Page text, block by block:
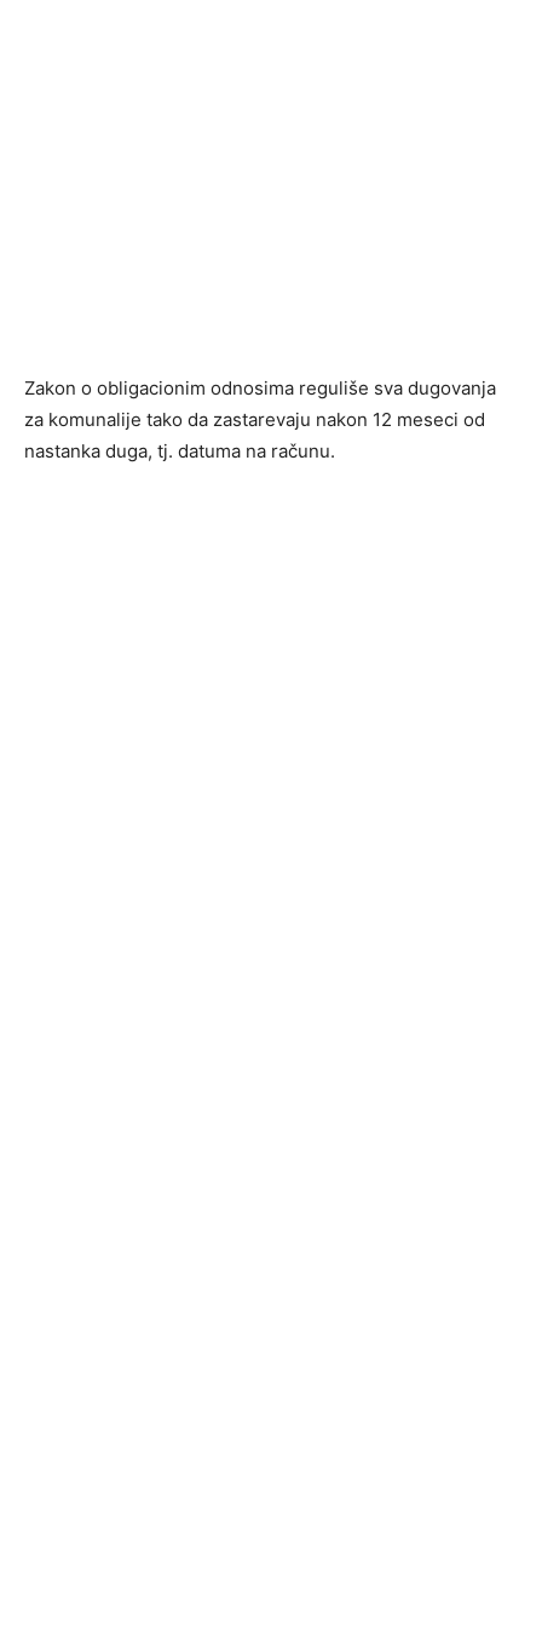
Zakon o obligacionim odnosima reguliše sva dugovanja
za komunalije tako da zastarevaju nakon 12 meseci od
nastanka duga, tj. datuma na računu.